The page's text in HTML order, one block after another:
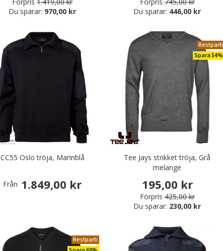
Du sparar: 970,00 kr
Du sparar: 446,00 kr
CC55 Oslo tröja, Marinblå
Från 1.849,00 kr
Restparti
Spara 54%
Tee Jays strikket tröja, Grå
melange
195,00 kr
Förpris 425,00 kr
Du sparar: 230,00 kr
Restparti